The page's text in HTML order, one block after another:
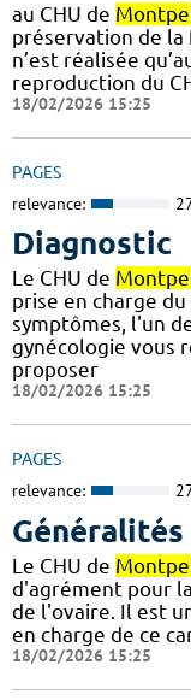
au CHU de
préservation de
n’est réalisée
reproduction du
18/02/2026 15:25
PAGES
relevance:
Diagnostic
Le CHU de
prise en charge
symptômes, l'un
gynécologie vous
proposer
18/02/2026 15:25
PAGES
relevance:
Généralités
Le CHU de
d'agrément pour
de l'ovaire. Il est
en charge de ce
18/02/2026 15:25